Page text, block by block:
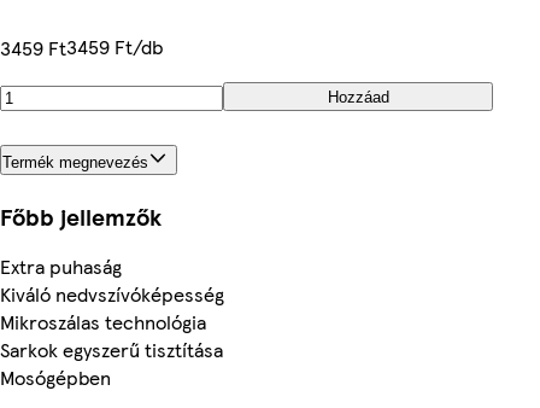
3459 Ft3459 Ft/db
Hozzáad
Termék megnevezés
Főbb jellemzők
Extra puhaság
Kiváló nedvszívóképesség
Mikroszálas technológia
Sarkok egyszerű tisztítása
Mosógépben